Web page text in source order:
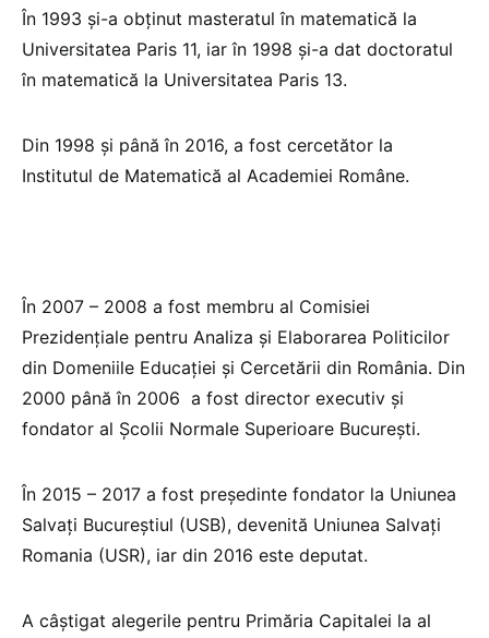
În 1993 și-a obținut masteratul în matematică la
Universitatea Paris 11, iar în 1998 și-a dat doctoratul
în matematică la Universitatea Paris 13.
Din 1998 și până în 2016, a fost cercetător la
Institutul de Matematică al Academiei Române.
În 2007 – 2008 a fost membru al Comisiei
Prezidențiale pentru Analiza și Elaborarea Politicilor
din Domeniile Educației și Cercetării din România. Din
2000 până în 2006 a fost director executiv și
fondator al Școlii Normale Superioare București.
În 2015 – 2017 a fost președinte fondator la Uniunea
Salvați Bucureștiul (USB), devenită Uniunea Salvați
Romania (USR), iar din 2016 este deputat.
A câștigat alegerile pentru Primăria Capitalei la al